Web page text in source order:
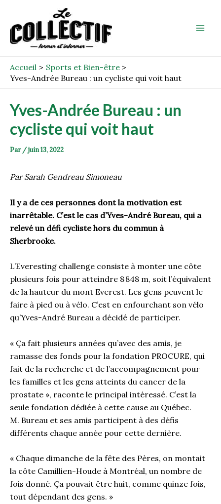
contenu
Accueil
Sports et Bien-être
Yves-Andrée Bureau : un cycliste qui voit haut
Yves-Andrée Bureau : un
cycliste qui voit haut
Par /juin 13, 2022
Par Sarah Gendreau Simoneau
Il y a de ces personnes dont la motivation est
inarrêtable. C’est le cas d’Yves-André Bureau, qui a
relevé un défi cycliste hors du commun à
Sherbrooke.
L’Everesting challenge consiste à monter une côte
plusieurs fois pour atteindre 8 848 m, soit l’équivalent
de la hauteur du mont Everest. Les gens peuvent le
faire à pied ou à vélo. C’est en enfourchant son vélo
qu’Yves-André Bureau a décidé de participer.
« Ça fait plusieurs années qu’avec des amis, je
ramasse des fonds pour la fondation PROCURE, qui
fait de la recherche et de l’accompagnement pour
les familles et les gens atteints du cancer de la
prostate », raconte le principal intéressé. C’est la
seule fondation dédiée à cette cause au Québec.
M. Bureau et ses amis participent à des défis
différents chaque année pour cette dernière.
« Chaque dimanche de la fête des Pères, on montait
la côte Camillien-Houde à Montréal, un nombre de
fois donné. Ça pouvait être huit, comme quinze fois,
tout dépendant des gens. »
navigation